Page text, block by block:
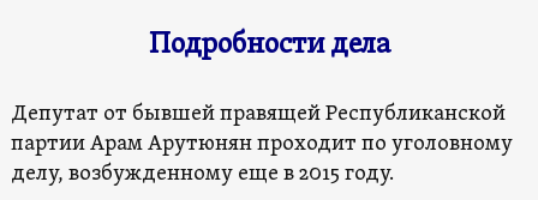
Подробности дела
Депутат от бывшей правящей Республиканской
партии Арам Арутюнян проходит по уголовному
делу, возбужденному еще в 2015 году.